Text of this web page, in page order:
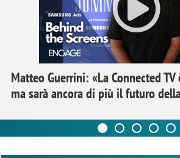
Matteo Guerrini: «La Connected
ma sarà ancora di più il futuro